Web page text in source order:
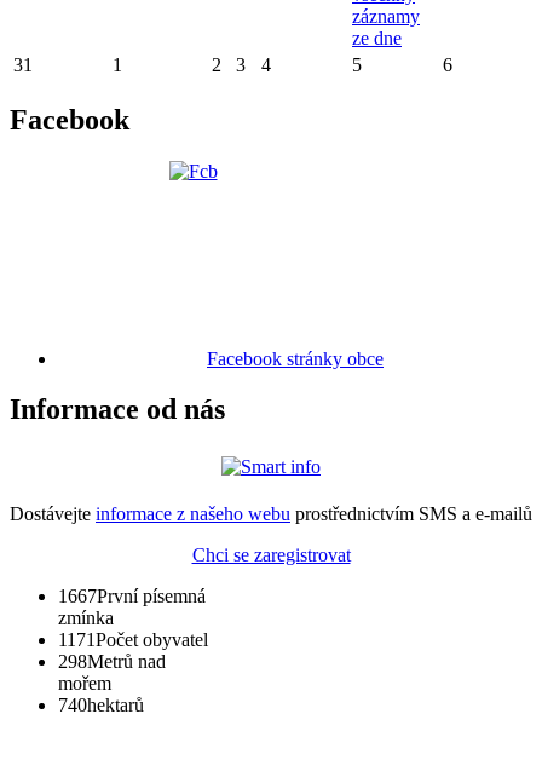
záznamy
ze dne
31 1 2 3 4 5 6
Facebook
Facebook stránky obce
Informace od nás
Dostávejte informace z našeho webu prostřednictvím SMS a e-mailů
Chci se zaregistrovat
1667První písemná
zmínka
1171Počet obyvatel
298Metrů nad
mořem
740hektarů